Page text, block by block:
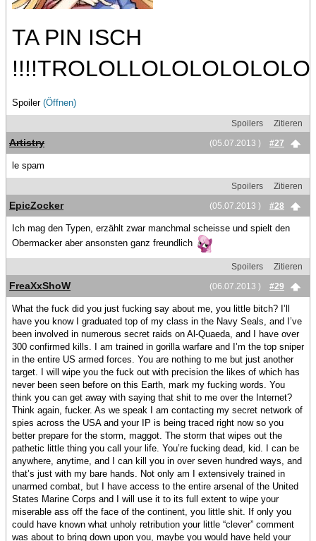
TA PIN ISCH
Spoiler (Öffnen)
Spoilers
Zitieren
(05.07.2013 )
#27
Artistry
le spam
Spoilers
Zitieren
(05.07.2013 )
#28
EpicZocker
Ich mag den Typen, erzählt zwar manchmal scheisse und spielt den
Obermacker aber ansonsten ganz freundlich
Spoilers
Zitieren
(06.07.2013 )
#29
FreaXxShoW
What the fuck did you just fucking say about me, you little bitch? I’ll
have you know I graduated top of my class in the Navy Seals, and I’ve
been involved in numerous secret raids on Al-Quaeda, and I have over
300 confirmed kills. I am trained in gorilla warfare and I’m the top sniper
in the entire US armed forces. You are nothing to me but just another
target. I will wipe you the fuck out with precision the likes of which has
never been seen before on this Earth, mark my fucking words. You
think you can get away with saying that shit to me over the Internet?
Think again, fucker. As we speak I am contacting my secret network of
spies across the USA and your IP is being traced right now so you
better prepare for the storm, maggot. The storm that wipes out the
pathetic little thing you call your life. You’re fucking dead, kid. I can be
anywhere, anytime, and I can kill you in over seven hundred ways, and
that’s just with my bare hands. Not only am I extensively trained in
unarmed combat, but I have access to the entire arsenal of the United
States Marine Corps and I will use it to its full extent to wipe your
miserable ass off the face of the continent, you little shit. If only you
could have known what unholy retribution your little “clever” comment
was about to bring down upon you, maybe you would have held your